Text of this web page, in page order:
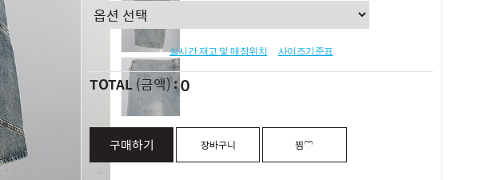
실시간 재고 및 매장위치 사이즈기준표
TOTAL(금액) 0
구매하기 장바구니 찜♡